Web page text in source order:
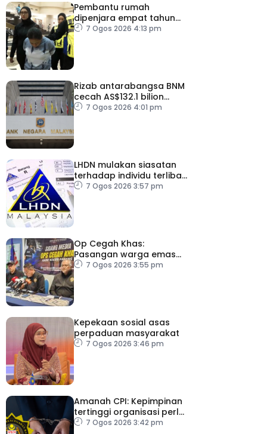
Pembantu rumah
dipenjara empat tahun
abai kanak-kanak hingga
7 Ogos 2026 4:13 pm
Rizab antarabangsa BNM
cecah AS$132.1 bilion
setakat Julai
7 Ogos 2026 4:01 pm
LHDN mulakan siasatan
terhadap individu terlibat
dalam Laporan RCI TH
7 Ogos 2026 3:57 pm
Op Cegah Khas:
Pasangan warga emas
antara 1,209 individu
7 Ogos 2026 3:55 pm
Kepekaan sosial asas
perpaduan masyarakat
7 Ogos 2026 3:46 pm
Amanah CPI: Kepimpinan
tertinggi organisasi perlu
pacu reformasi radikal
7 Ogos 2026 3:42 pm